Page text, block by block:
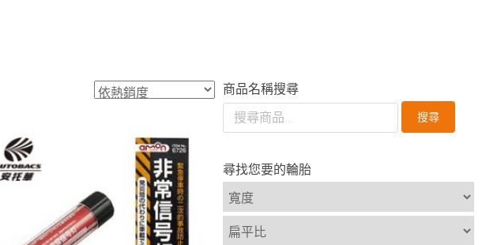
商品名稱搜尋
搜尋
尋找您要的輪胎